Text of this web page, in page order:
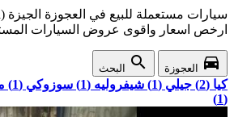
ارخص اسعار واقوى عروض السيارات
directions_car العجوزة search البحث
كيا (2) جيلي (1) شيفروليه (1) سوزوكي (1)
(1)